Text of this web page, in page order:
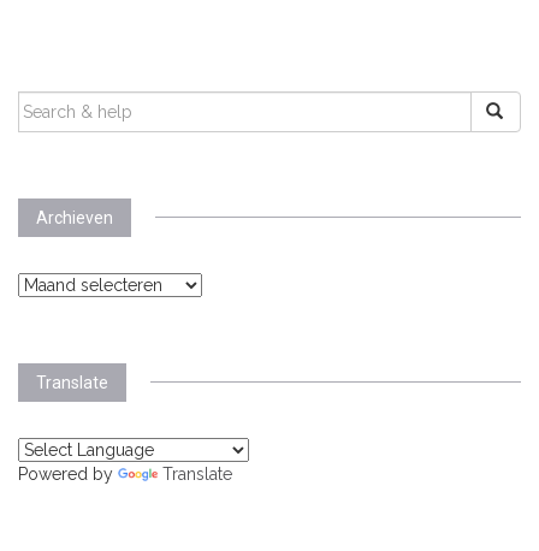
SEARCH
FOR:
Archieven
Archieven
Translate
Powered by Translate